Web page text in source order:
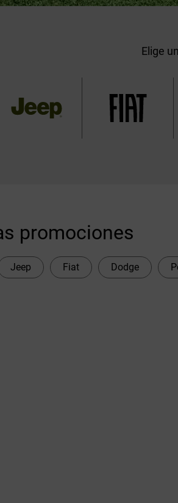
Elige
promociones
Jeep Fiat Dodge